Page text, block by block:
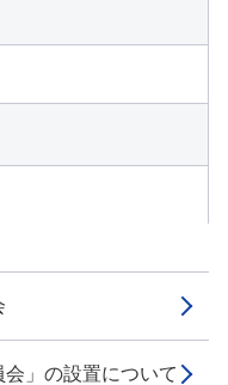
会」の設置について